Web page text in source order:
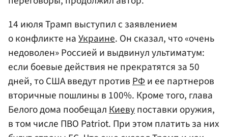
14 июля Трамп выступил с заявлением
о конфликте наУкраине. Он сказал, что «очень
недоволен» Россией и выдвинул ультиматум:
если боевые действия не прекратятся за 50
дней, то США введут противРФи ее партнеров
вторичные пошлины в 100%. Кроме того, глава
Белого дома пообещалКиевупоставки оружия,
в том числе ПВО Patriot. При этом платить за них